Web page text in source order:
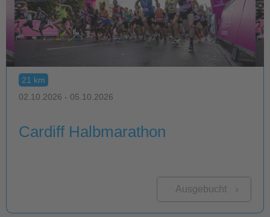
21 km
02.10.2026 - 05.10.2026
Cardiff Halbmarathon
Ausgebucht